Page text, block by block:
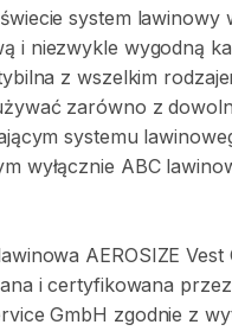
świecie system lawinowy
i niezwykle wygodną
z wszelkim
zarówno z
systemu
wyłącznie ABC
AEROSIZE Vest
i certyfikowana przez
GmbH zgodnie z